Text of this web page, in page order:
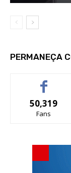
PERMANEÇA
50,319
Fans